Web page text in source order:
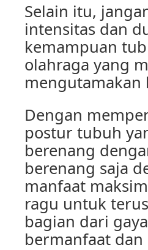
Selain itu,
intensitas dan
kemampuan
olahraga yang
mengutamakan
Dengan
postur tubuh
berenang
berenang saja
manfaat
ragu untuk
bagian dari
bermanfaat